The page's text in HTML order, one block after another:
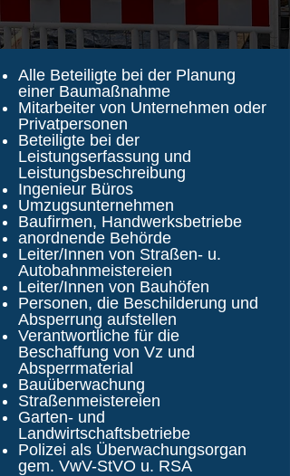
Alle Beteiligte bei der Planung
einer Baumaßnahme
Mitarbeiter von Unternehmen oder
Privatpersonen
Beteiligte bei der
Leistungserfassung und
Leistungsbeschreibung
Ingenieur Büros
Umzugsunternehmen
Baufirmen, Handwerksbetriebe
anordnende Behörde
Leiter/Innen von Straßen- u.
Autobahnmeistereien
Leiter/Innen von Bauhöfen
Personen, die Beschilderung und
Absperrung aufstellen
Verantwortliche für die
Beschaffung von Vz und
Absperrmaterial
Bauüberwachung
Straßenmeistereien
Garten- und
Landwirtschaftsbetriebe
Polizei als Überwachungsorgan
gem. VwV-StVO u. RSA